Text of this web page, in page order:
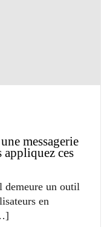
messagerie
ces
demeure un outil
en